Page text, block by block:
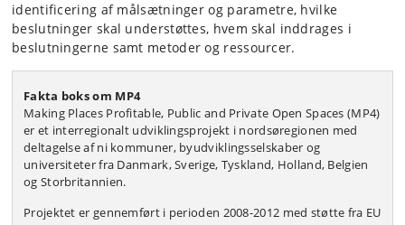
identificering af målsætninger og parametre, hvilke
beslutninger skal understøttes, hvem skal inddrages i
beslutningerne samt metoder og ressourcer.
Fakta boks om MP4
Making Places Profitable, Public and Private Open Spaces (MP4)
er et interregionalt udviklingsprojekt i nordsøregionen med
deltagelse af ni kommuner, byudviklingsselskaber og
universiteter fra Danmark, Sverige, Tyskland, Holland, Belgien
og Storbritannien.
Projektet er gennemført i perioden 2008-2012 med støtte fra EU